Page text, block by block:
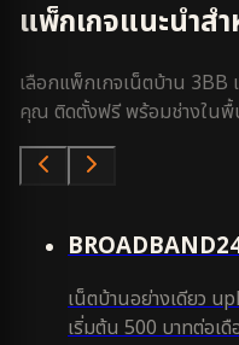
แพ็กเกจแนะนำส
เลือกแพ็กเกจเน็ตบ้าน 3BB
คุณ ติดตั้งฟรี พร้อมช่างใน
เน็ตบ้านอย่างเดียว
เริ่มต้น 500 บาทต่อเ